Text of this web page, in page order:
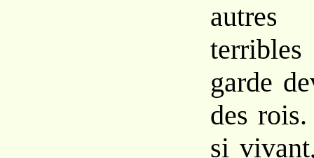
garde
des
si